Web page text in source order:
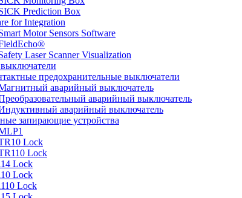
Prediction Box
for Integration
Motor Sensors Software
Laser Scanner Visualization
предохранительные выключатели
аварийный выключатель
аварийный выключатель
аварийный выключатель
запирающие устройства
Lock
Lock
Lock
Lock
Lock